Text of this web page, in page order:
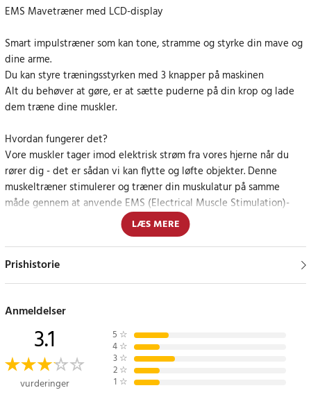
EMS Mavetræner med LCD-display
Smart impulstræner som kan tone, stramme og styrke din mave og
dine arme.
Du kan styre træningsstyrken med 3 knapper på maskinen
Alt du behøver at gøre, er at sætte puderne på din krop og lade
dem træne dine muskler.
Hvordan fungerer det?
Vore muskler tager imod elektrisk strøm fra vores hjerne når du
rører dig - det er sådan vi kan flytte og løfte objekter. Denne
muskeltræner stimulerer og træner din muskulatur på samme
måde gennem at anvende EMS (Electrical Muscle Stimulation)-
teknik. Derfor hjælper du med at forme og tone din mave.
Indbygget Li-ion-batteri, og USB-kabel til opladning indgår
LÆS MERE
Prishistorie
Anmeldelser
3.1
vurderinger
5 ☆
4 ☆
3 ☆
2 ☆
1 ☆